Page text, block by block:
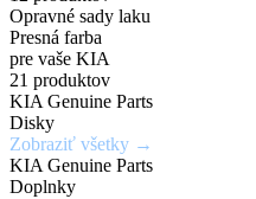
Získaj
výhody,
ktoré
inde
nedostaneš
zistite
aktuálnu
cenu
a
dostupnosť
Kúpiť
teraz
odolné
voči
krúteniu
alebo
ohýbaniu
a
eleganciou
Kúpiť
teraz
riešenie
pre
rýchle
a
jednoduché
opravy
Opravné sady laku
Presná farba
pre vaše KIA
21 produktov
KIA Genuine Parts
Disky
Zobraziť všetky →
KIA Genuine Parts
Doplnky